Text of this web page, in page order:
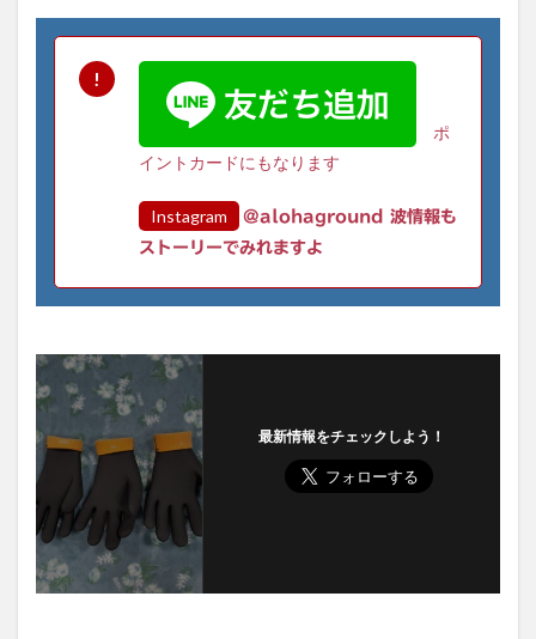
ポ
イントカードにもなります
Instagram
@alohaground 波情報も
ストーリーでみれますよ
最新情報をチェックしよう！